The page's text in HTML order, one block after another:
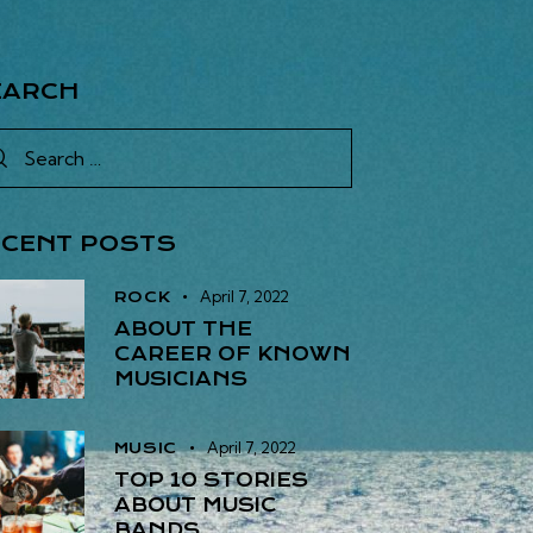
POSTS
ROCK April 7, 2022
ABOUT THE
CAREER OF KNOWN
MUSICIANS
MUSIC April 7, 2022
TOP 10 STORIES
ABOUT MUSIC